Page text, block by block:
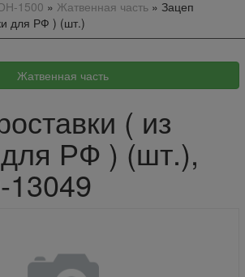
1500 » Жатвенная часть» Зацеп
для РФ ) (шт.)
( из
для РФ ) (шт.),
13049